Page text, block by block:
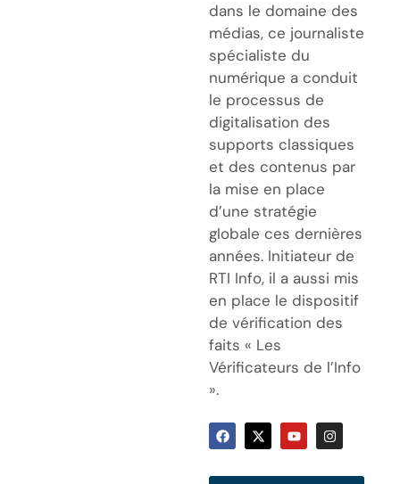
dans le domaine des
médias, ce journaliste
spécialiste du
numérique a conduit
le processus de
digitalisation des
supports classiques
et des contenus par
la mise en place
d’une stratégie
globale ces dernières
années. Initiateur de
RTI Info, il a aussi mis
en place le dispositif
de vérification des
faits « Les
Vérificateurs de l’Info
».